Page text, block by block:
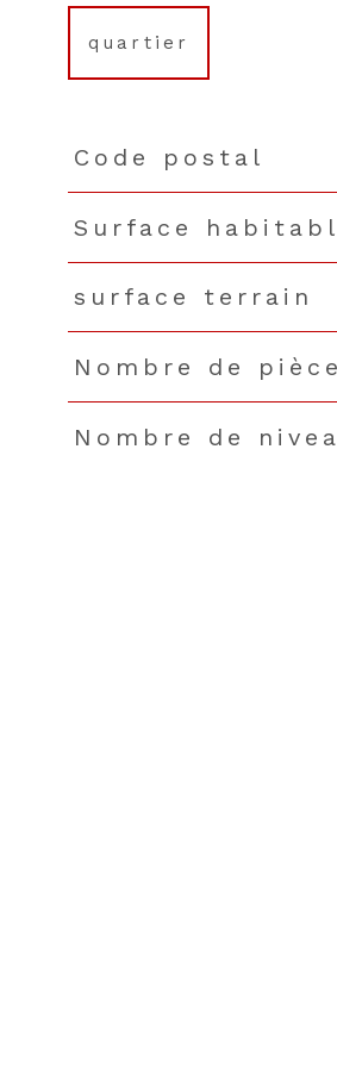
quartier
Code postal
Surface
surface terrain
Nombre de
Nombre de